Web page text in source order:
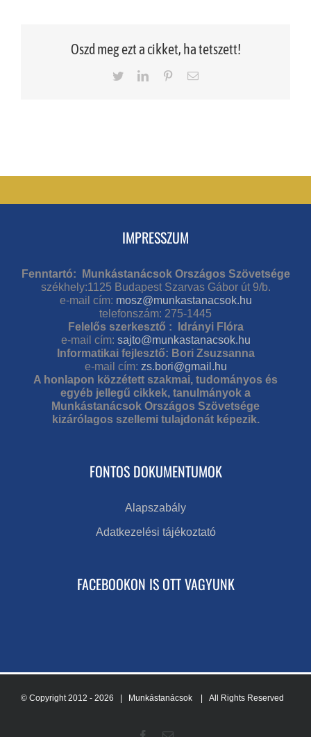
Oszd meg ezt a cikket, ha tetszett!
TwitterLinkedInPinterestEmail
IMPRESSZUM
Fenntartó: Munkástanácsok Országos Szövetsége
székhely:1125 Budapest Szarvas Gábor út 9/b.
e-mail cím: mosz@munkastanacsok.hu
telefonszám: 275-1445
Felelős szerkesztő : Idrányi Flóra
e-mail cím: sajto@munkastanacsok.hu
Informatikai fejlesztő: Bori Zsuzsanna
e-mail cím: zs.bori@gmail.hu
A honlapon közzétett szakmai, tudományos és
egyéb jellegű cikkek, tanulmányok a
Munkástanácsok Országos Szövetsége
kizárólagos szellemi tulajdonát képezik.
FONTOS DOKUMENTUMOK
Alapszabály
Adatkezelési tájékoztató
FACEBOOKON IS OTT VAGYUNK
© Copyright 2012 - 2026 | Munkástanácsok | All Rights Reserved